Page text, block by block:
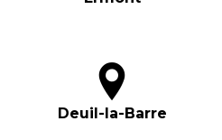
Deuil-la-Barre